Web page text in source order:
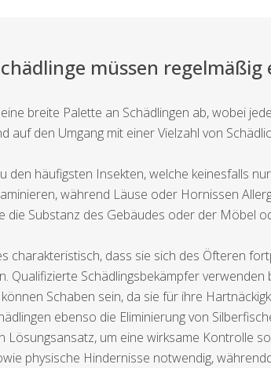
müssen
breite Palette an Schädlingen ab, wobei
auf den Umgang mit einer Vielzahl von
häufigsten Insekten, welche keinesfalls
während Läuse oder Hornissen
die Substanz des Gebäudes oder der Möbel
charakteristisch, dass sie sich des Öfteren
Qualifizierte Schädlingsbekämpfer
Schaben sein, da sie für ihre
ebenso die Eliminierung von
um eine wirksame Kontrolle
physische Hindernisse notwendig,